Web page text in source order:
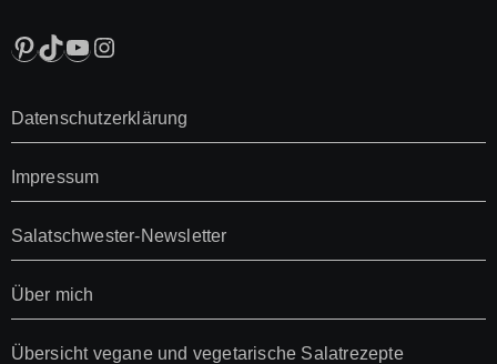
Pinterest
TikTok
YouTube
Instagram
Datenschutzerklärung
Impressum
Salatschwester-Newsletter
Über mich
Übersicht vegane und vegetarische Salatrezepte